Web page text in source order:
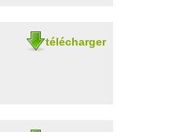
télécharger